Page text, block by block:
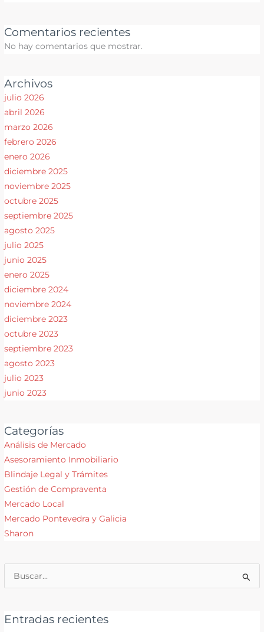
Comentarios recientes
No hay comentarios que mostrar.
Archivos
julio 2026
abril 2026
marzo 2026
febrero 2026
enero 2026
diciembre 2025
noviembre 2025
octubre 2025
septiembre 2025
agosto 2025
julio 2025
junio 2025
enero 2025
diciembre 2024
noviembre 2024
diciembre 2023
octubre 2023
septiembre 2023
agosto 2023
julio 2023
junio 2023
Categorías
Análisis de Mercado
Asesoramiento Inmobiliario
Blindaje Legal y Trámites
Gestión de Compraventa
Mercado Local
Mercado Pontevedra y Galicia
Sharon
Entradas recientes